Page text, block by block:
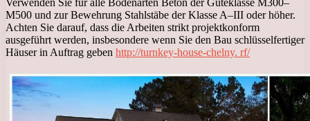
Verwenden Sie für alle Bodenarten Beton der Güteklasse M300–
M500 und zur Bewehrung Stahlstäbe der Klasse A–III oder höher.
Achten Sie darauf, dass die Arbeiten strikt projektkonform
ausgeführt werden, insbesondere wenn Sie den Bau schlüsselfertiger
Häuser in Auftrag geben http://turnkey-house-chelny. rf/